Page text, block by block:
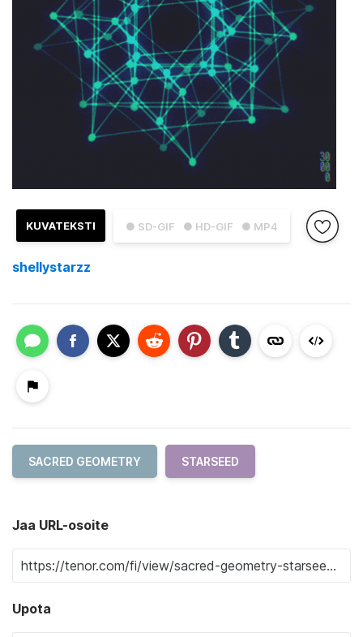
● SD-GIF ● HD-GIF ● MP4
KUVATEKSTI
shellystarzz
SACRED GEOMETRY STARSEED
Jaa URL-osoite
Upota